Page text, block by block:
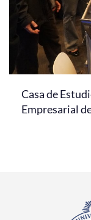
Casa de
Empresarial